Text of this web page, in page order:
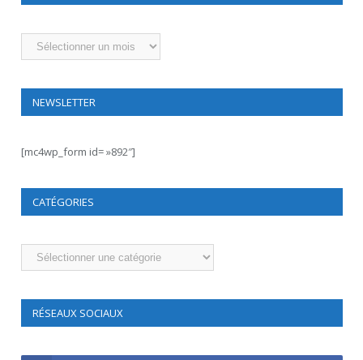
Archives
NEWSLETTER
[mc4wp_form id= »892″]
CATÉGORIES
Catégories
RÉSEAUX SOCIAUX